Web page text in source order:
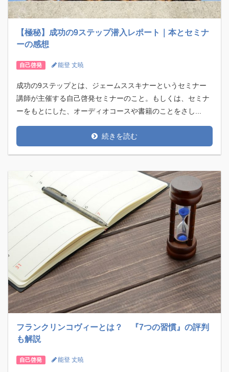
【極秘】成功の9ステップ潜入レポート｜本とセミナ
ーの感想
自己啓発 能登 丈暁
成功の9ステップとは、ジェームススキナーというセミナー
講師が主催する自己啓発セミナーのこと。もしくは、セミナ
ーをもとにした、オーディオコースや書籍のことをさし...
続きを読む
フランクリンコヴィーとは？ 『7つの習慣』の評判
も解説
自己啓発 能登 丈暁